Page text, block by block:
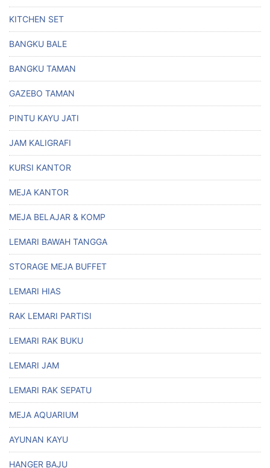
KITCHEN SET
BANGKU BALE
BANGKU TAMAN
GAZEBO TAMAN
PINTU KAYU JATI
JAM KALIGRAFI
KURSI KANTOR
MEJA KANTOR
MEJA BELAJAR & KOMP
LEMARI BAWAH TANGGA
STORAGE MEJA BUFFET
LEMARI HIAS
RAK LEMARI PARTISI
LEMARI RAK BUKU
LEMARI JAM
LEMARI RAK SEPATU
MEJA AQUARIUM
AYUNAN KAYU
HANGER BAJU